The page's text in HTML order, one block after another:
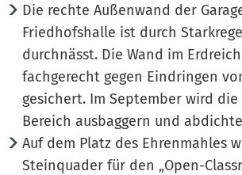
Die rechte Außenwand der
Friedhofshalle ist durch
durchnässt. Die Wand im
fachgerecht gegen Eindringen
gesichert. Im September wird die
Bereich ausbaggern und
Auf dem Platz des Ehrenmahles
Steinquader für den „Open-